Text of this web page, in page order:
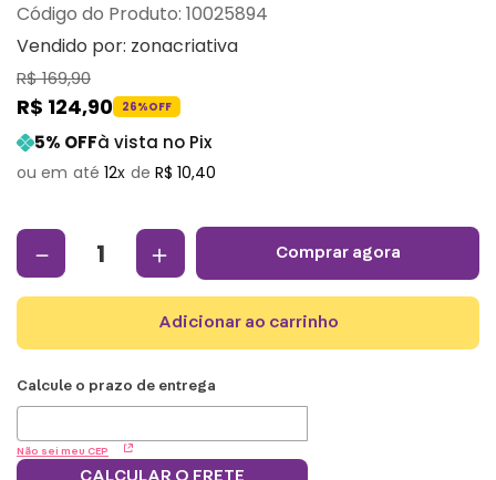
: 10025894
Vendido por: zonacriativa
R$169,90
R$ 124,90 26%OFF
5% OFFà vista no Pix
12 R$ 10,40
＋
－ comprar agora
adicionar ao carrinho
Não sei meu CEP
CALCULAR O FRETE